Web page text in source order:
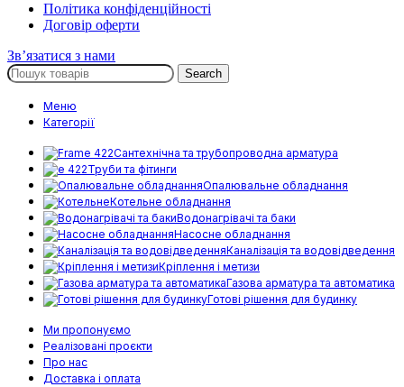
Політика конфіденційності
Договір оферти
Зв’язатися з нами
Search
Меню
Категорії
Сантехнічна та трубопроводна арматура
Труби та фітинги
Опалювальне обладнання
Котельне обладнання
Водонагрівачі та баки
Насосне обладнання
Каналізація та водовідведення
Кріплення і метизи
Газова арматура та автоматика
Готові рішення для будинку
Ми пропонуємо
Реалізовані проєкти
Про нас
Доставка і оплата